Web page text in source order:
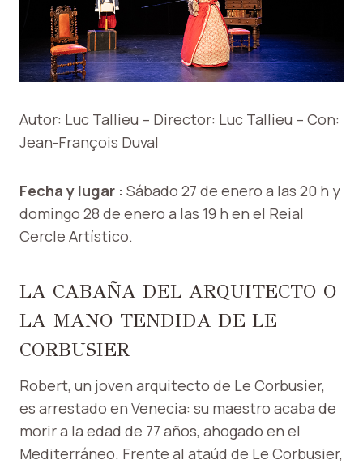
Autor: Luc Tallieu – Director: Luc Tallieu – Con:
Jean-François Duval
Fecha y lugar : Sábado 27 de enero a las 20 h y
domingo 28 de enero a las 19 h en el Reial
Cercle Artístico.
LA CABAÑA DEL ARQUITECTO O
LA MANO TENDIDA DE LE
CORBUSIER
Robert, un joven arquitecto de Le Corbusier,
es arrestado en Venecia: su maestro acaba de
morir a la edad de 77 años, ahogado en el
Mediterráneo. Frente al ataúd de Le Corbusier,